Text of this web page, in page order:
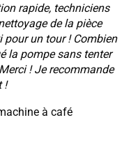
rapide, techniciens
de la pièce
pour un tour ! Combien
la pompe sans tenter
! Je recommande
!
à café